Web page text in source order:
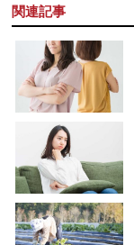
関連記事